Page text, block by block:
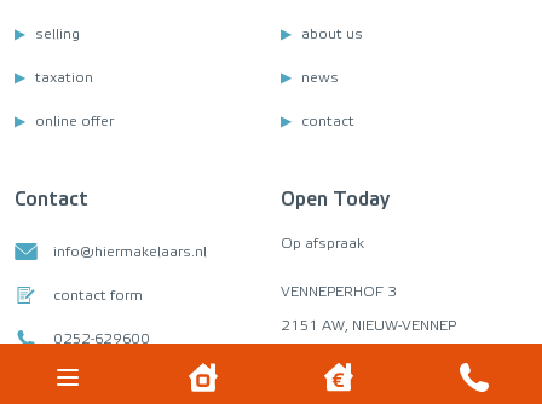
selling
taxation
online offer
about us
news
contact
Contact
info@hiermakelaars.nl
contact form
0252-629600
Open Today
Op afspraak
VENNEPERHOF 3
2151 AW, NIEUW-VENNEP